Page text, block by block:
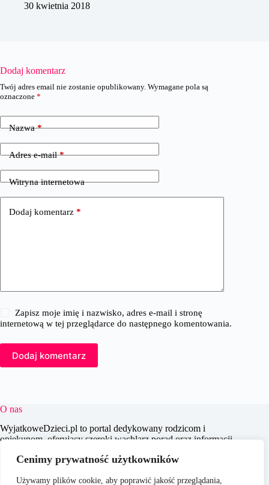
Cenimy prywatność użytkowników
Używamy plików cookie, aby poprawić jakość przeglądania,
30 kwietnia 2018
Dodaj komentarz
Twój adres email nie zostanie opublikowany. Wymagane pola są
oznaczone *
Nazwa*
Adres e-mail*
Witryna internetowa
Dodaj komentarz *
Zapisz moje imię i nazwisko, adres e-mail i stronę
internetową w tej przeglądarce do następnego komentowania.
Dodaj komentarz
O nas
WyjatkoweDzieci.pl to portal dedykowany rodzicom i
opiekunom, oferujący szeroki wachlarz porad oraz informacji
celem jest wspieranie dorosłych w codziennych wyzwaniach
praktycznych treści, które pomagają w świadomym i